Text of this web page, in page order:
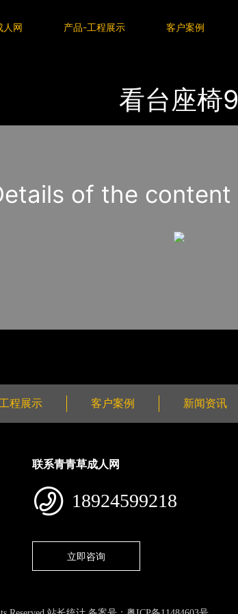
人网 产品-工程展示 客户案例
看台座椅9
of the content
程展示 客户案例 新闻资讯
联系青青草成人网
18924599218
立即咨询